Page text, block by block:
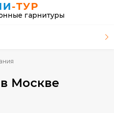
-ТУР
гарнитуры
в Москве